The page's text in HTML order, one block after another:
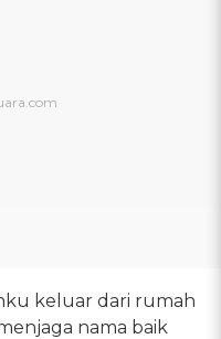
keluar dari rumah
nama baik